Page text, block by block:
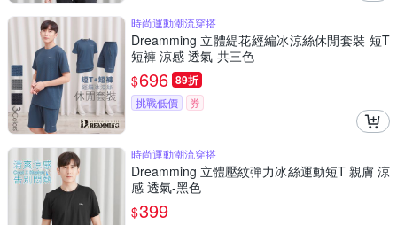
時尚運動潮流穿搭
Dreamming 立體緹花經編冰涼絲休閒套裝 短T
短褲 涼感 透氣-共三色
$696 89折
挑戰低價 券
時尚運動潮流穿搭
Dreamming 立體壓紋彈力冰絲運動短T 親膚 涼
感 透氣-黑色
$399